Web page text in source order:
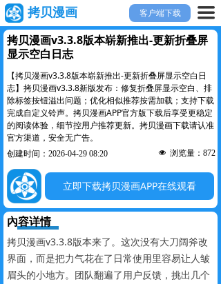
拷贝漫画 끀
客户端下载
內容详情
拷贝漫画v3.3.8版本来了。这次没有大刀阔斧改
界面，而是把力气花在了日常使用里容易让人皱
眉头的小地方。团队翻遍了用户反馈，挑出几个
拷贝漫画v3.3.8版本崭新推出-更新折叠屏
显示空白日志
【拷贝漫画v3.3.8版本崭新推出-更新折叠屏显示空白日
志】拷贝漫画v3.3.8新版发布：修复折叠屏显示空白、排
除标签按钮溢出问题；优化相似推荐按需加载；支持下载
完成自定义铃声。拷贝漫画APP官方版下载后享受更稳定
的阅读体验，细节控用户推荐更新。拷贝漫画下载请认准
官方渠道，安全无广告。
创建时间： 2026-04-29 08:20 넶 浏览量： 872
立即下载拷贝漫画APP在线观看